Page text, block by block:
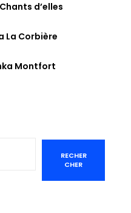
d’elles
La Corbière
Montfort
RECHER
CHER